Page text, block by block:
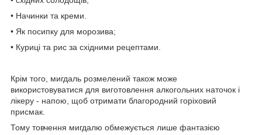
• Начинки та креми.
• Як посипку для морозива;
• Куриці та рис за східними рецептами.
Крім того, мигдаль розмелений також може
використовуватися для виготовлення алкогольних наточок і
лікеру - напою, щоб отримати благородний горіховий
присмак.
Тому товчення мигдалю обмежується лише фантазією